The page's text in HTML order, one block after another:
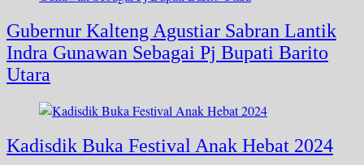
Gubernur Kalteng Agustiar Sabran Lantik
Indra Gunawan Sebagai Pj Bupati Barito
Utara
Kadisdik Buka Festival Anak Hebat 2024